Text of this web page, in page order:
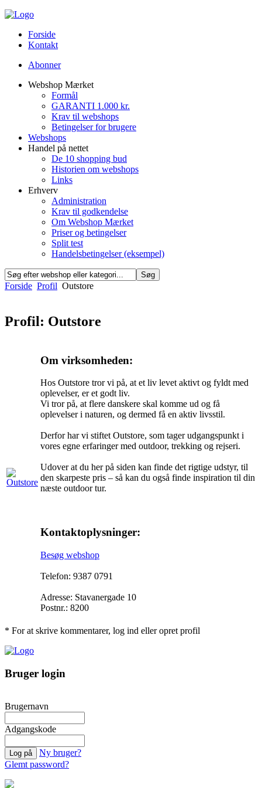
Forside
Kontakt
Abonner
Webshop Mærket
Formål
GARANTI 1.000 kr.
Krav til webshops
Betingelser for brugere
Webshops
Handel på nettet
De 10 shopping bud
Historien om webshops
Links
Erhverv
Administration
Krav til godkendelse
Om Webshop Mærket
Priser og betingelser
Split test
Handelsbetingelser (eksempel)
Forside Profil Outstore
Profil: Outstore
Om virksomheden:
Hos Outstore tror vi på, at et liv levet aktivt og fyldt med
oplevelser, er et godt liv.
Vi tror på, at flere danskere skal komme ud og få
oplevelser i naturen, og dermed få en aktiv livsstil.
Derfor har vi stiftet Outstore, som tager udgangspunkt i
vores egne erfaringer med outdoor, trekking og rejseri.
Udover at du her på siden kan finde det rigtige udstyr, til
den skarpeste pris – så kan du også finde inspiration til din
næste outdoor tur.
Kontaktoplysninger:
Besøg webshop
Telefon: 9387 0791
Adresse: Stavanergade 10
Postnr.: 8200
* For at skrive kommentarer, log ind eller opret profil
Bruger login
Brugernavn
Adgangskode
Ny bruger?
Glemt password?